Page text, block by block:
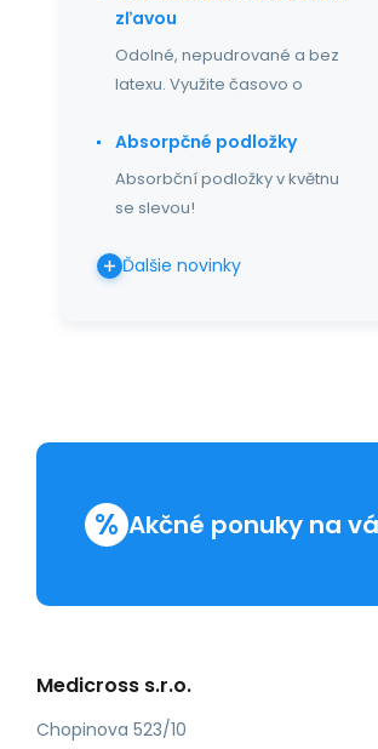
zľavou
Odolné, nepudrované a bez
latexu. Využite časovo o
Absorpčné podložky
Absorbční podložky v květnu
se slevou!
Ďalšie novinky
% Akčné ponuky na
Medicross s.r.o.
Chopinova 523/10